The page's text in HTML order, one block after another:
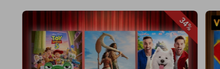
34%